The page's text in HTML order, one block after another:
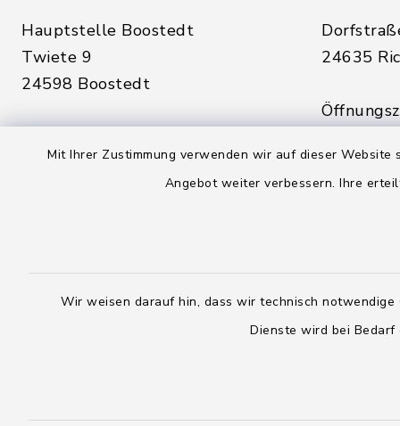
Mit Ihrer Zustimmung verwenden wir auf dieser
Angebot weiter verbessern. Ihre
Wir weisen darauf hin, dass wir technisch
Dienste wird bei
Hauptstelle Boostedt
Twiete 9
24598 Boostedt
Montag, Dienstag, Donnerstag,
sowie zusätzlich am Dienstag:
14:00 - 18:00 Uhr
rickling.de
24635
Freitag:
08:00 -
14:00 -